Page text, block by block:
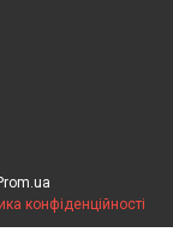
конфіденційності